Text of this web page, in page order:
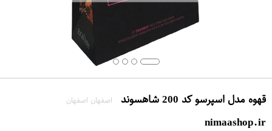
قهوه مدل اسپرسو کد 200 شاهسوند اصفهان اصفهان
nimaashop.ir